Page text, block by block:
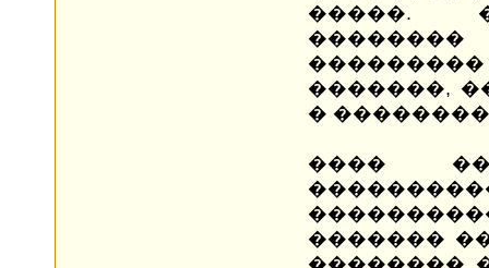
�����.
���������
�������,
�
����
�������
��������